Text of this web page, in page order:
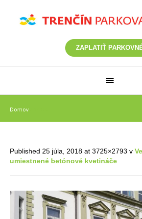
ZAPLATIŤ
Domov
Published 25 júla, 2018 at 3725×2793 v
umiestnené betónové kvetináče